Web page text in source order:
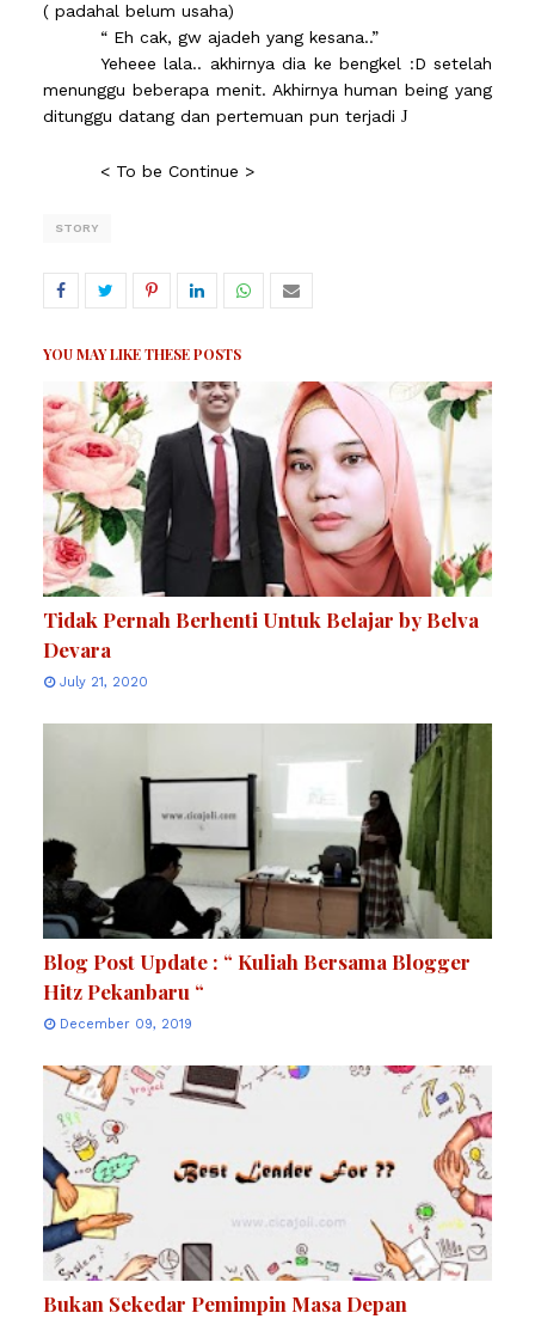
( padahal belum usaha)
“ Eh cak, gw ajadeh yang kesana..”
Yeheee lala.. akhirnya dia ke bengkel :D setelah
menunggu beberapa menit. Akhirnya human being yang
ditunggu datang dan pertemuan pun terjadi J
< To be Continue >
STORY
YOU MAY LIKE THESE POSTS
Tidak Pernah Berhenti Untuk Belajar by Belva
Devara
July 21, 2020
Blog Post Update : “ Kuliah Bersama Blogger
Hitz Pekanbaru “
December 09, 2019
Bukan Sekedar Pemimpin Masa Depan